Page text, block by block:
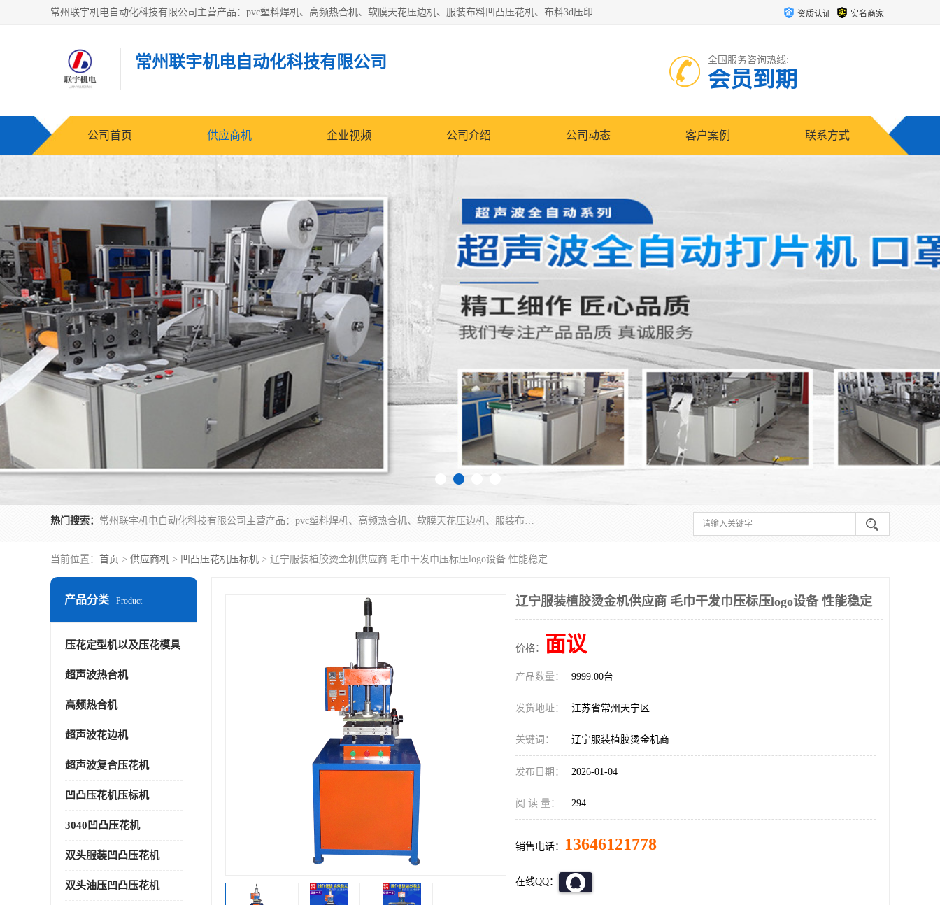
常州联宇机电自动化科技有限公司主营产品：pvc塑料焊机、高频热合机、软膜天花压边机、服装布料凹凸压花机、布料3d压印设备、服装植胶设备、超声波布料花边机、无纺布热合机、全自动压花机。 资质认证 实名商家
常州联宇机电自动化科技有限公司 全国服务咨询热线:
会员到期
公司首页 供应商机 企业视频 公司介绍 公司动态 客户案例 联系方式
热门搜索： 常州联宇机电自动化科技有限公司主营产品：pvc塑料焊机、高频热合机、软膜天花压边机、服装布料凹凸压花机、布料3d压印设备、服装植胶设备、超声波布料花边机、无纺布热合机、全自动压花机。
当前位置： 首页 > 供应商机 > 凹凸压花机压标机 > 辽宁服装植胶烫金机供应商 毛巾干发巾压标压logo设备 性能稳定
产品分类 Product
压花定型机以及压花模具
超声波热合机
高频热合机
超声波花边机
超声波复合压花机
凹凸压花机压标机
3040凹凸压花机
双头服装凹凸压花机
双头油压凹凸压花机
辽宁服装植胶烫金机供应商 毛巾干发巾压标压logo设备 性能稳定
价格： 面议
产品数量： 9999.00台
发货地址： 江苏省常州天宁区
关键词： 辽宁服装植胶烫金机商
发布日期： 2026-01-04
阅 读 量： 294
销售电话： 13646121778
在线QQ：